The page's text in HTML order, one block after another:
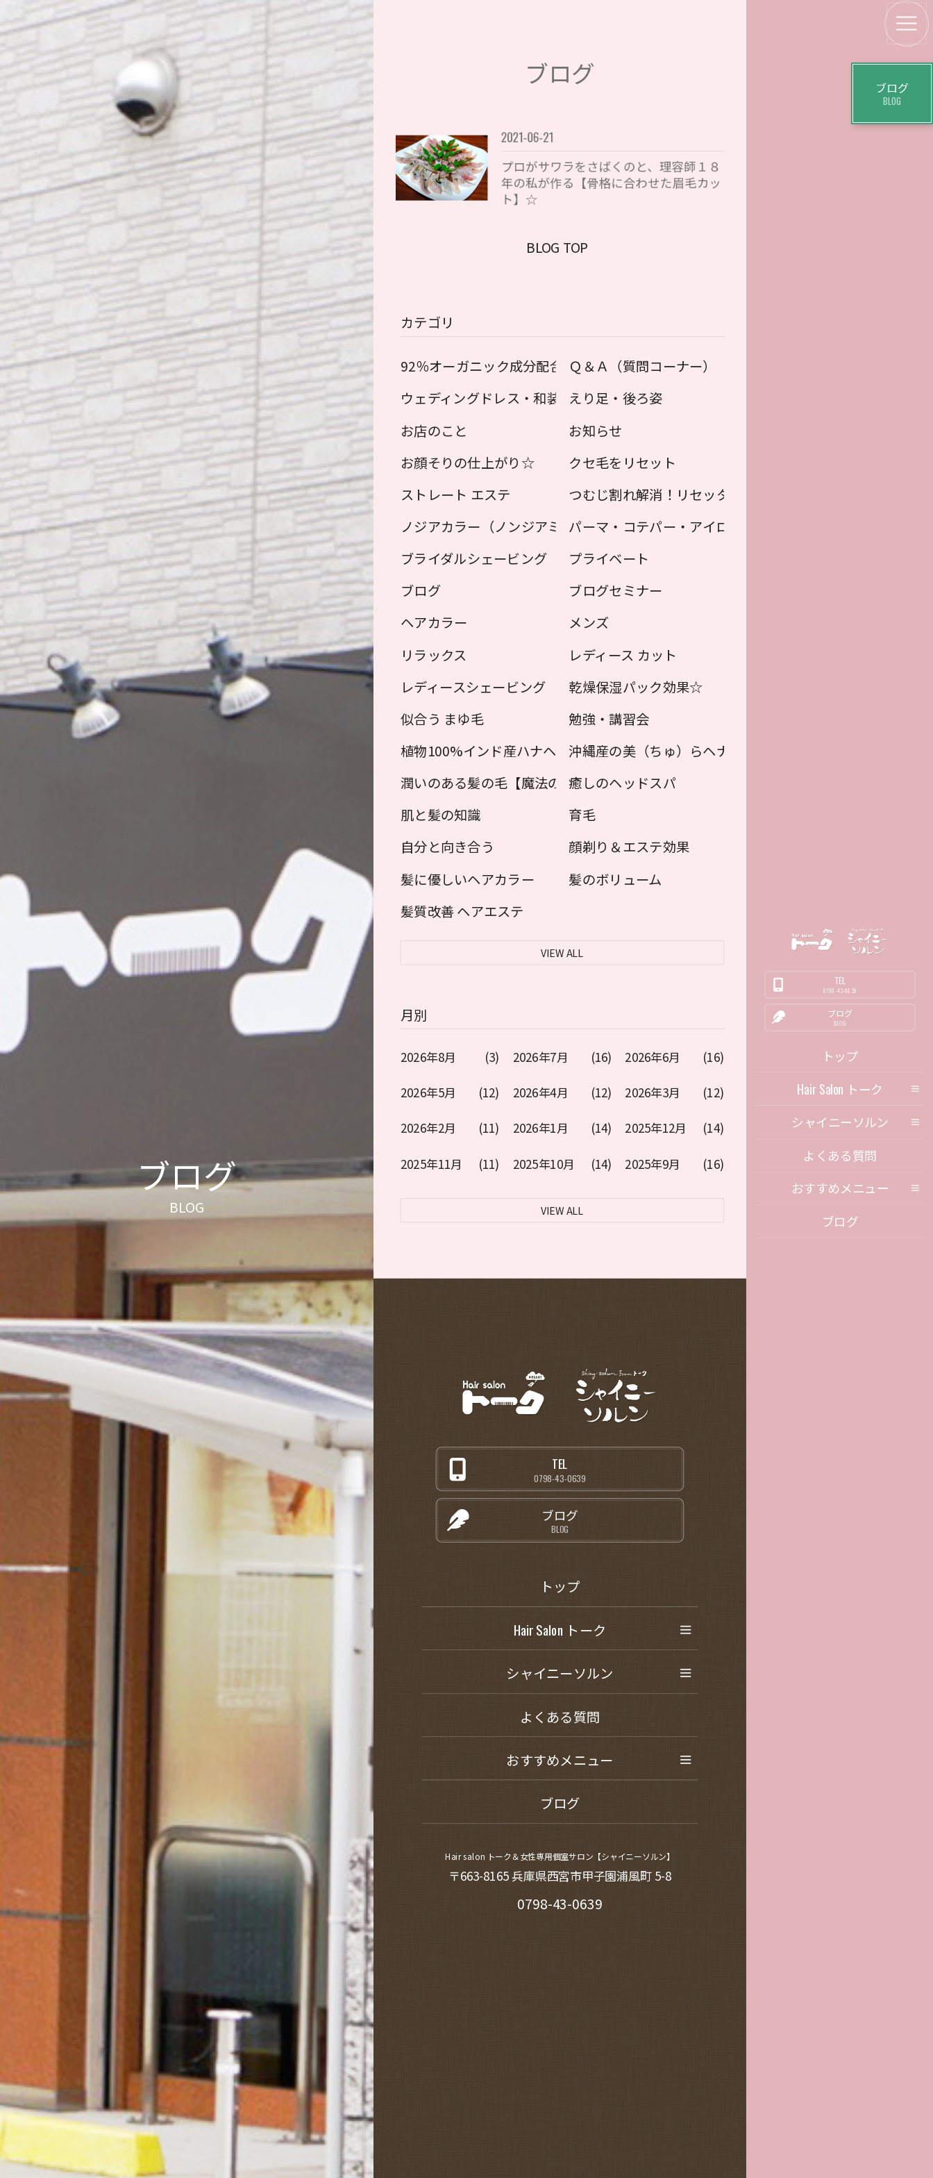
ブログ
BLOG
ブログ
2021-06-21
プロがサワラをさばくのと、理容師１８
年の私が作る【骨格に合わせた眉毛カッ
ト】☆
BLOG TOP
カテゴリ
92％オーガニック成分配合！オーガニックカラー
Ｑ＆Ａ（質問コーナー）
ウェディングドレス・和装用 えり足と背中
えり足・後ろ姿
お店のこと
お知らせ
お顔そりの仕上がり☆
クセ毛をリセット
ストレート エステ
つむじ割れ解消！リセッター
ノジアカラー（ノンジアミン ヘアカラー）パーマ・コテパー・アイロンパーマ・縮毛矯正
ブライダルシェービング
プライベート
ブログ
ブログセミナー
ヘアカラー
メンズ
リラックス
レディース カット
レディースシェービング
乾燥保湿パック効果☆
似合う まゆ毛 勉強・講習会
植物100%インド産ハナヘナ（植物ヘナカラー）沖縄産の美（ちゅ）らヘナ（植物100％ ヘナカラー）
潤いのある髪の毛【魔法のクリーム♡】
癒しのヘッドスパ
肌と髪の知識
育毛
自分と向き合う
顔剃り＆エステ効果
髪に優しいヘアカラー
髪のボリューム
髪質改善 ヘアエステ
VIEW ALL
月別
2026年8月 (3) 2026年7月 (16) 2026年6月 (16)
2026年5月 (12) 2026年4月 (12) 2026年3月 (12)
2026年2月 (11) 2026年1月 (14) 2025年12月 (14)
2025年11月 (11) 2025年10月 (14) 2025年9月 (16)
VIEW ALL
TEL
0798-43-0639
ブログ
BLOG
トップ
Hair Salon トーク
シャイニーソルン
よくある質問
おすすめメニュー
ブログ
Hair salon トーク＆女性専用個室サロン【シャイニーソルン】
〒663-8165 兵庫県西宮市甲子園浦風町 5-8
0798-43-0639
TEL
0798-43-0639
ブログ
BLOG
トップ
Hair Salon トーク
シャイニーソルン
よくある質問
おすすめメニュー
ブログ
ブログ
BLOG